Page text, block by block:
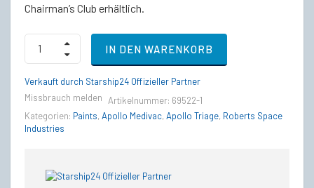
Chairman’s Club erhältlich.
Apollo
Olympian
Paint
Club
Exclusive)
quantity
IN DEN WARENKORB
Verkauft durch Starship24 Offizieller Partner
Missbrauch melden
Artikelnummer: 69522-1
Kategorien: Paints, Apollo Medivac, Apollo Triage, Roberts Space
Industries